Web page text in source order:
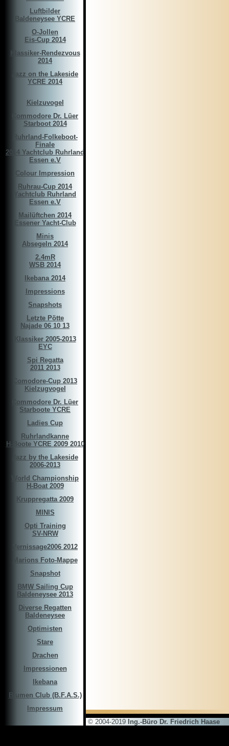
Luftbilder
Baldeneysee YCRE
O-Jollen
Eis-Cup 2014
Klassiker-Rendezvous
2014
Jazz on the Lakeside
YCRE 2014
Kielzuvogel
Commodore Dr. Lüer
Starboot 2014
Ruhrland-Folkeboot-
Finale
2014 Yachtclub Ruhrland
Essen e.V
Colour Impression
Ruhrau-Cup 2014
Yachtclub Ruhrland
Essen e.V
Mailüftchen 2014
Essener Yacht-Club
Minis
Absegeln 2014
2.4mR
WSB 2014
Ikebana 2014
Impressions
Snapshots
Letzte Pötte
Najade 06 10 13
Klassiker 2005-2013
EYC
Spi Regatta
2011 2013
Comodore-Cup 2013
Kielzugvogel
Commodore Dr. Lüer
Starboote YCRE
Ladies Cup
Ruhrlandkanne
H-Boote YCRE 2009 2010
Jazz by the Lakeside
2006-2013
World Championship
H-Boat 2009
Kruppregatta 2009
MINIS
Opti Training
SV-NRW
Vernissage2006 2012
Marions Foto-Mappe
Snapshot
BMW Sailing Cup
Baldeneysee 2013
Diverse Regatten
Baldeneysee
Optimisten
Stare
Drachen
Impressionen
Ikebana
Blumen Club (B.F.A.S.)
Impressum
© 2004-2019 Ing.-Büro Dr. Friedrich Haase